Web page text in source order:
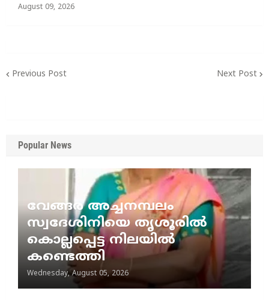
August 09, 2026
Previous Post Next Post
Popular News
വേങ്ങര അച്ചനമ്പലം
സ്വദേശിനിയെ തൃശൂരിൽ
കൊല്ലപ്പെട്ട നിലയിൽ
കണ്ടെത്തി
Wednesday, August 05, 2026